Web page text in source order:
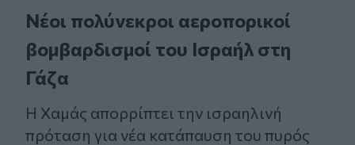
Νέοι πολύνεκροι αεροπορικοί
βομβαρδισμοί του Ισραήλ στη
Γάζα
Η Χαμάς απορρίπτει την ισραηλινή
πρόταση για νέα κατάπαυση του πυρός